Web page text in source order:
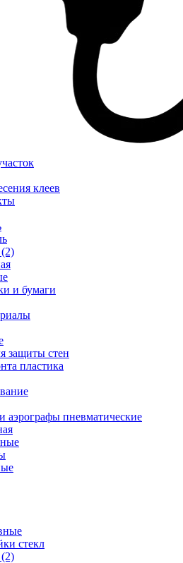
клеев
и бумаги
защиты стен
пластика
аэрографы пневматические
стекл